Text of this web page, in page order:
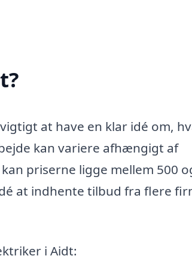
at have en klar idé om,
kan variere afhængigt af
priserne ligge mellem 500
at indhente tilbud fra flere
i Aidt: